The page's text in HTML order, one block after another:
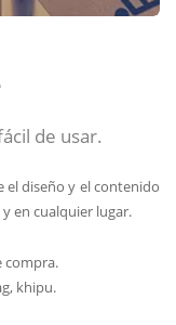
de usar.
el diseño y el contenido
en cualquier lugar.
compra.
khipu.